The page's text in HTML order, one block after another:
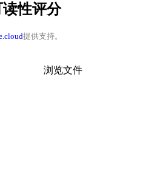
性评分
提供支持。
浏览文件